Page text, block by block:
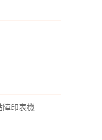
陣印表機